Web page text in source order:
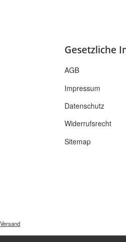
Gesetzliche
AGB
Impressum
Datenschutz
Widerrufsrecht
Sitemap
Versand